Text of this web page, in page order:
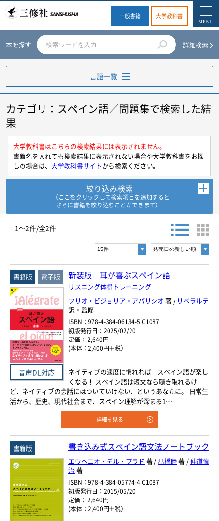
一般書籍 大学教科書
本を探す 詳細検索
言語一覧
英語
フランス語
スペイン語
ヨーロッパ諸語
中国語
アジア諸語
日本語
カテゴリ：スペイン語／問題集で検索した結
果
大学教科書はこちらの検索結果には表示されません。
書籍名を入れても検索結果に表示されない場合や大学教科書をお探
しの場合は、 大学教科書サイトから検索ください。
絞り込み検索
（ここをクリックして検索項目を追加すると
さらに書籍を絞り込むことができます）
書名・著者名などの各複数条件で検索できます。
情報を入力、選択後検索ボタンを押してください。
キーワード
書 名
著者名
言 語
ジャンル
発行年月
年
月
ISBN 978-4-384- -*
※5桁の数字を入力してください
付加情報 電子版
1～2件/全2件
音声DL対応
新装版 耳が喜ぶスペイン語
リスニング体得トレーニング
フリオ・ビジョリア・アパリシオ 著 / リベラルテ
訳・監修
ISBN：978-4-384-06134-5 C1087
初版発行日：2025/02/20
定価： 2,640円
(本体：2,400円＋税）
ネイティブの速度に慣れれば スペイン語が楽し
くなる！ スペイン語は短文なら聴き取れるけ
ど、ネイティブの会話にはついていけない、というあなたに。 日常生
活から、歴史、現代社会まで、スペイン理解が深まる1…
書籍版 電子版
詳細を見る
書き込み式スペイン語文法ノートブック
エウヘニオ・デル・プラド 著 /髙橋睦著 /仲道慎
治著
ISBN：978-4-384-05774-4 C1087
初版発行日：2015/05/20
定価： 2,640円
(本体：2,400円＋税）
書籍版